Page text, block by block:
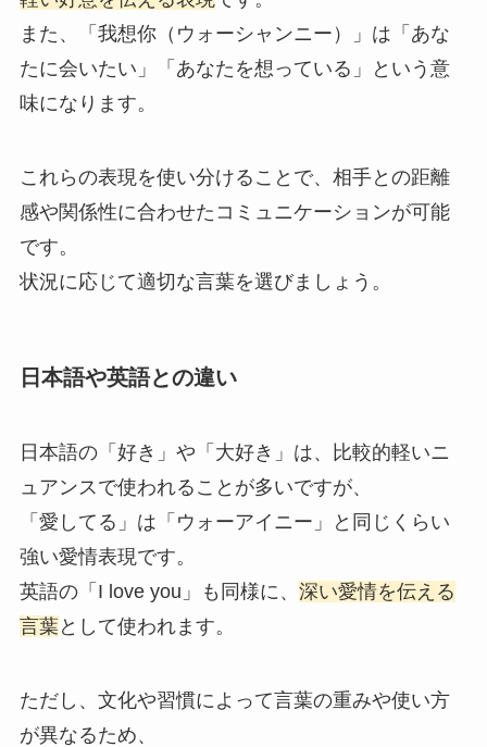
また、「我想你（ウォーシャンニー）」は「あな
たに会いたい」「あなたを想っている」という意
味になります。
これらの表現を使い分けることで、相手との距離
感や関係性に合わせたコミュニケーションが可能
です。
状況に応じて適切な言葉を選びましょう。
日本語や英語との違い
日本語の「好き」や「大好き」は、比較的軽いニ
ュアンスで使われることが多いですが、
「愛してる」は「ウォーアイニー」と同じくらい
強い愛情表現です。
英語の「I love you」も同様に、 深い愛情を伝える
言葉として使われます。
ただし、文化や習慣によって言葉の重みや使い方
が異なるため、